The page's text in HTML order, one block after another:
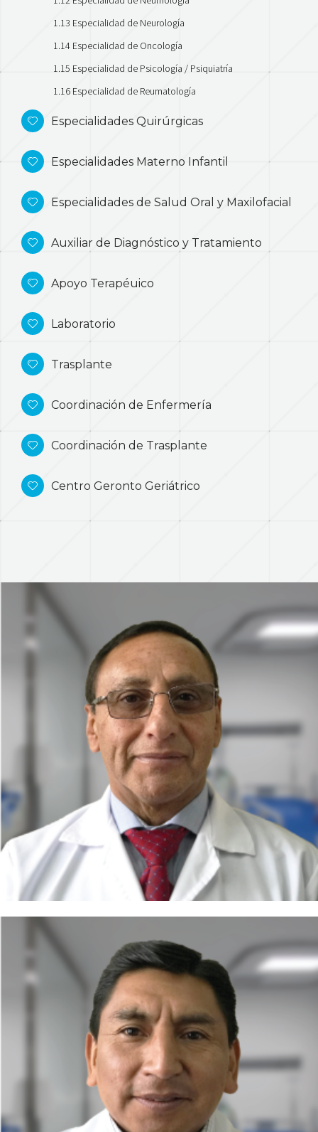
1.13 Especialidad de Neurología
1.14 Especialidad de Oncología
1.15 Especialidad de Psicología / Psiquiatría
1.16 Especialidad de Reumatología
Especialidades Quirúrgicas
Especialidades Materno Infantil
Especialidades de Salud Oral y Maxilofacial
Auxiliar de Diagnóstico y Tratamiento
Apoyo Terapéuico
Laboratorio
Trasplante
Coordinación de Enfermería
Coordinación de Trasplante
Centro Geronto Geriátrico